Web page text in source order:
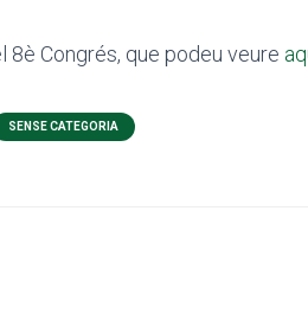
8è Congrés, que podeu veure
SENSE CATEGORIA